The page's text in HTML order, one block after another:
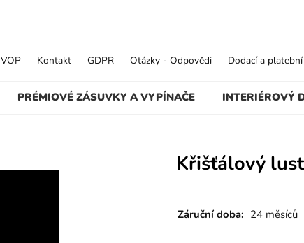
PRÉMIOVÉ ZÁSUVKY A VYPÍNAČE INTERIÉROVÝ
VOP Kontakt GDPR Otázky - Odpovědi Dodací a
Křišťálový
Záruční doba: 24 měsíců